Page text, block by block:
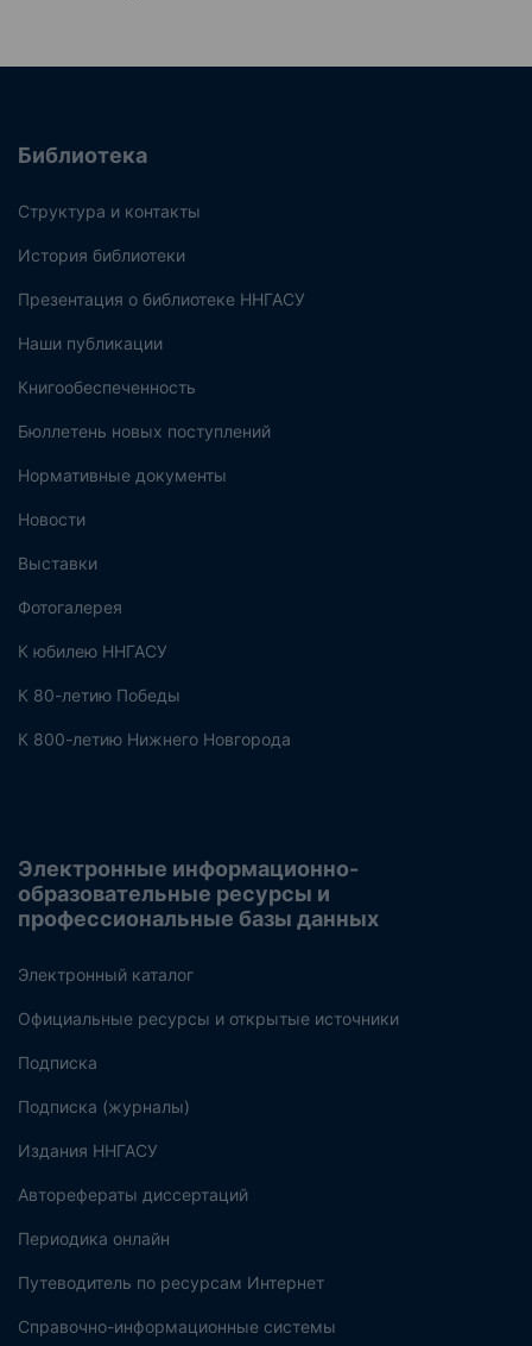
Библиотека
Структура и контакты
История библиотеки
Презентация о библиотеке ННГАСУ
Наши публикации
Книгообеспеченность
Бюллетень новых поступлений
Нормативные документы
Новости
Выставки
Фотогалерея
К юбилею ННГАСУ
К 80-летию Победы
К 800-летию Нижнего Новгорода
Электронные информационно-
образовательные ресурсы и
профессиональные базы данных
Электронный каталог
Официальные ресурсы и открытые источники
Подписка
Подписка (журналы)
Издания ННГАСУ
Авторефераты диссертаций
Периодика онлайн
Путеводитель по ресурсам Интернет
Справочно-информационные системы